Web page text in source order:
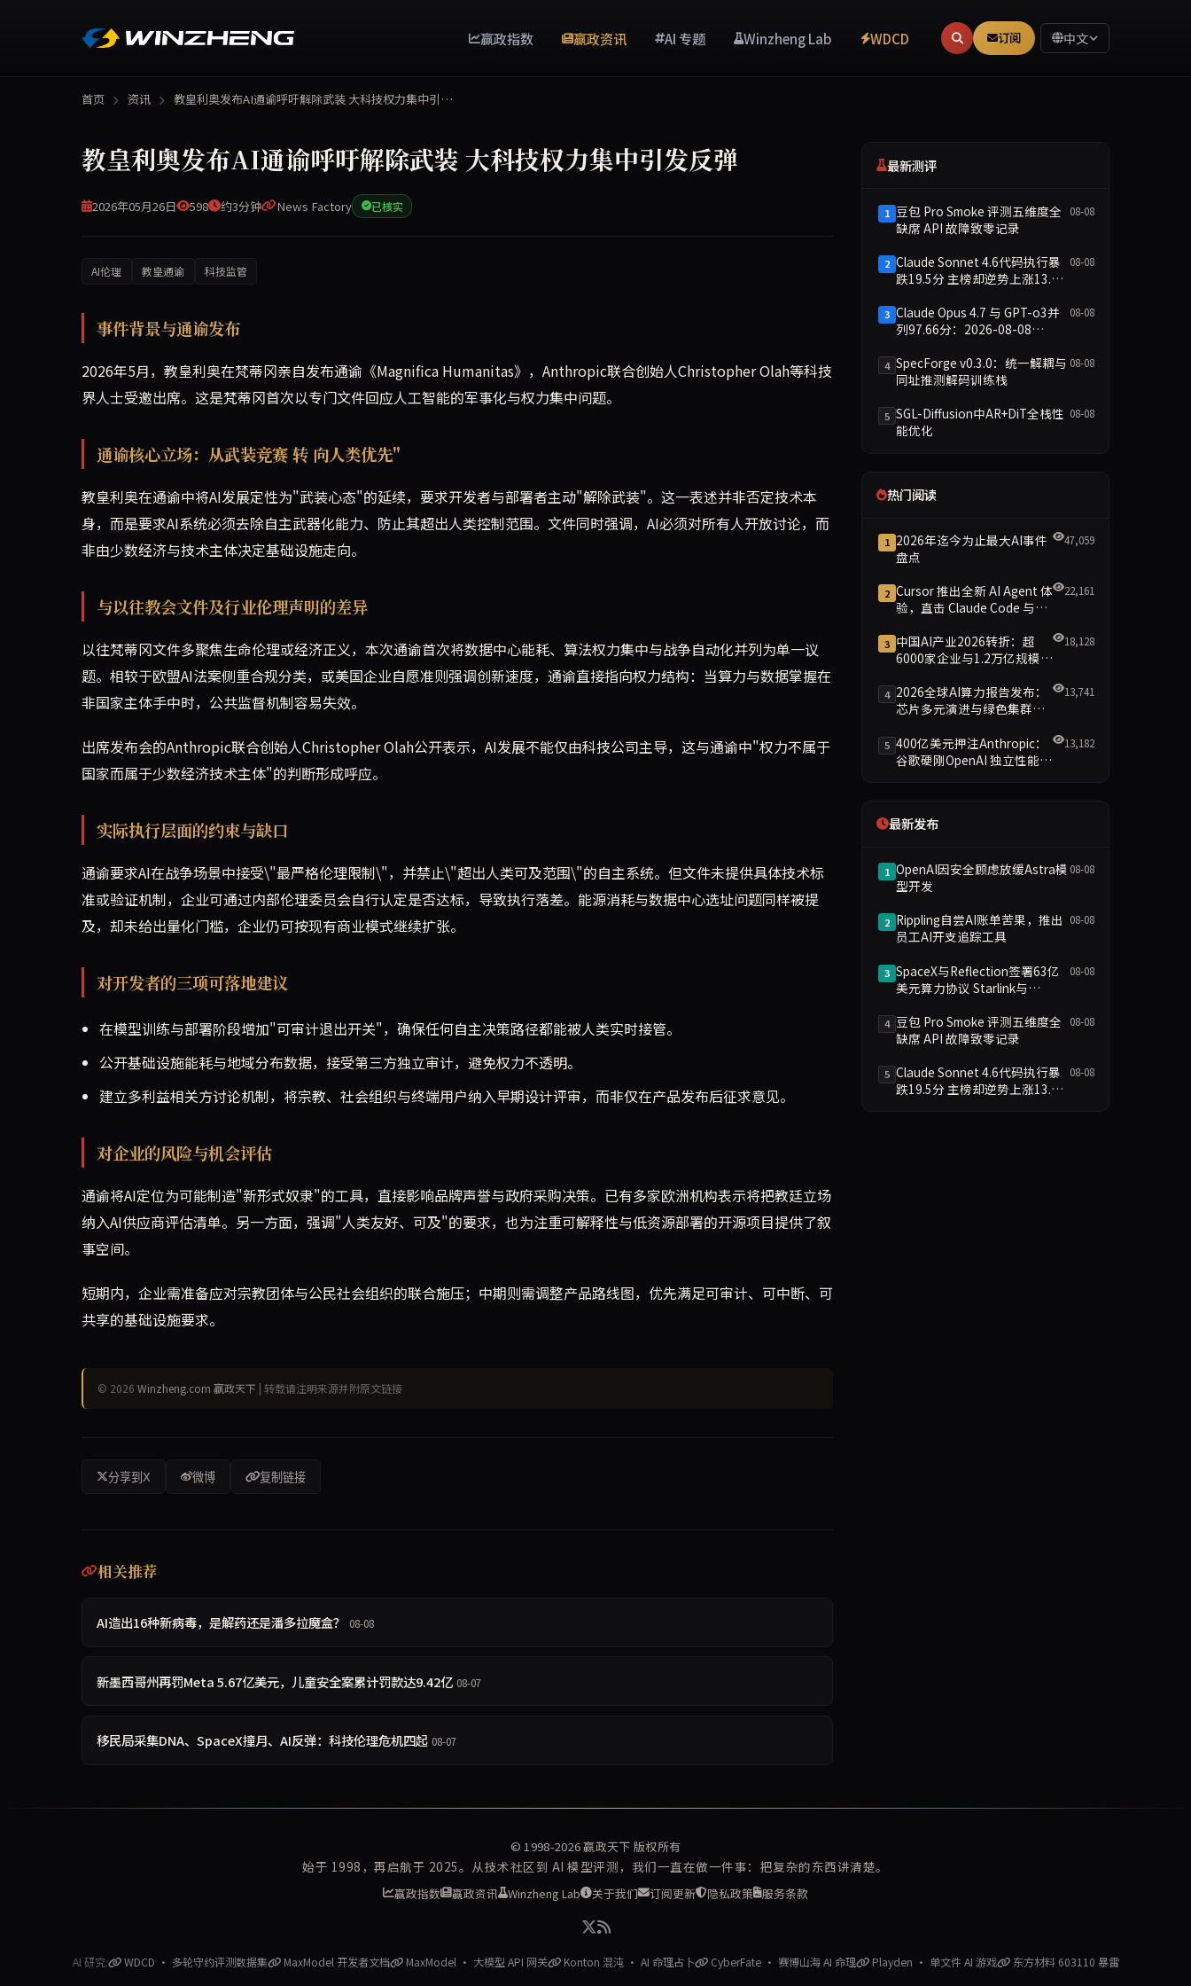
赢政指数 赢政资讯 AI 专题 Winzheng Lab WDCD 订阅 中文
首页 资讯 教皇利奥发布AI通谕呼吁解除武装 大科技权力集中引…
教皇利奥发布AI通谕呼吁解除武装 大科技权力集中引发反弹
2026年05月26日 598 约3分钟 News Factory 已核实
AI伦理 教皇通谕 科技监管
事件背景与通谕发布
2026年5月，教皇利奥在梵蒂冈亲自发布通谕《Magnifica Humanitas》，Anthropic联合创始人Christopher Olah等科技
界人士受邀出席。这是梵蒂冈首次以专门文件回应人工智能的军事化与权力集中问题。
通谕核心立场：从武装竞赛 转 向人类优先"
教皇利奥在通谕中将AI发展定性为"武装心态"的延续，要求开发者与部署者主动"解除武装"。这一表述并非否定技术本
身，而是要求AI系统必须去除自主武器化能力、防止其超出人类控制范围。文件同时强调，AI必须对所有人开放讨论，而
非由少数经济与技术主体决定基础设施走向。
与以往教会文件及行业伦理声明的差异
以往梵蒂冈文件多聚焦生命伦理或经济正义，本次通谕首次将数据中心能耗、算法权力集中与战争自动化并列为单一议
题。相较于欧盟AI法案侧重合规分类，或美国企业自愿准则强调创新速度，通谕直接指向权力结构：当算力与数据掌握在
非国家主体手中时，公共监督机制容易失效。
出席发布会的Anthropic联合创始人Christopher Olah公开表示，AI发展不能仅由科技公司主导，这与通谕中"权力不属于
国家而属于少数经济技术主体"的判断形成呼应。
实际执行层面的约束与缺口
通谕要求AI在战争场景中接受\"最严格伦理限制\"，并禁止\"超出人类可及范围\"的自主系统。但文件未提供具体技术标
准或验证机制，企业可通过内部伦理委员会自行认定是否达标，导致执行落差。能源消耗与数据中心选址问题同样被提
及，却未给出量化门槛，企业仍可按现有商业模式继续扩张。
对开发者的三项可落地建议
在模型训练与部署阶段增加"可审计退出开关"，确保任何自主决策路径都能被人类实时接管。
公开基础设施能耗与地域分布数据，接受第三方独立审计，避免权力不透明。
建立多利益相关方讨论机制，将宗教、社会组织与终端用户纳入早期设计评审，而非仅在产品发布后征求意见。
对企业的风险与机会评估
通谕将AI定位为可能制造"新形式奴隶"的工具，直接影响品牌声誉与政府采购决策。已有多家欧洲机构表示将把教廷立场
纳入AI供应商评估清单。另一方面，强调"人类友好、可及"的要求，也为注重可解释性与低资源部署的开源项目提供了叙
事空间。
短期内，企业需准备应对宗教团体与公民社会组织的联合施压；中期则需调整产品路线图，优先满足可审计、可中断、可
共享的基础设施要求。
© 2026 Winzheng.com 赢政天下 | 转载请注明来源并附原文链接
分享到X 微博 复制链接
相关推荐
AI造出16种新病毒，是解药还是潘多拉魔盒？ 08-08
新墨西哥州再罚Meta 5.67亿美元，儿童安全案累计罚款达9.42亿 08-07
移民局采集DNA、SpaceX撞月、AI反弹：科技伦理危机四起 08-07
最新测评
1 豆包 Pro Smoke 评测五维度全
缺席 API 故障致零记录
08-08
2 Claude Sonnet 4.6代码执行暴
跌19.5分 主榜却逆势上涨13.8
08-08
3 Claude Opus 4.7 与 GPT-o3并
列97.66分：2026-08-08
08-08
4 SpecForge v0.3.0：统一解耦与
同址推测解码训练栈
08-08
5 SGL-Diffusion中AR+DiT全栈性
能优化
08-08
热门阅读
1 2026年迄今为止最大AI事件
盘点
47,059
2 Cursor 推出全新 AI Agent 体
验，直击 Claude Code 与
22,161
3 中国AI产业2026转折：超
6000家企业与1.2万亿规模引
18,128
4 2026全球AI算力报告发布：
芯片多元演进与绿色集群引
13,741
5 400亿美元押注Anthropic：
谷歌硬刚OpenAI 独立性能否
13,182
最新发布
1 OpenAI因安全顾虑放缓Astra模
型开发
08-08
2 Rippling自尝AI账单苦果，推出
员工AI开支追踪工具
08-08
3 SpaceX与Reflection签署63亿
美元算力协议 Starlink与
08-08
4 豆包 Pro Smoke 评测五维度全
缺席 API 故障致零记录
08-08
5 Claude Sonnet 4.6代码执行暴
跌19.5分 主榜却逆势上涨13.8
08-08
© 1998-2026赢政天下 版权所有
始于 1998，再启航于 2025。从技术社区到 AI 模型评测，我们一直在做一件事：把复杂的东西讲清楚。
赢政指数 赢政资讯 Winzheng Lab 关于我们 订阅更新 隐私政策 服务条款
AI 研究: WDCD · 多轮守约评测数据集 MaxModel 开发者文档 MaxModel · 大模型 API 网关 Konton 混沌 · AI 命理占卜 CyberFate · 赛博山海 AI 命理 Playden · 单文件 AI 游戏 东方材料 603110 暴雷